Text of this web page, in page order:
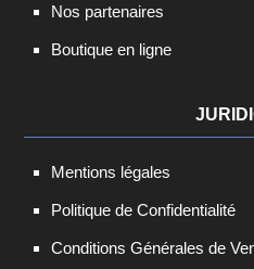
Nos partenaires
Boutique en ligne
Mentions légales
Politique de Confidentialité
Conditions Générales de